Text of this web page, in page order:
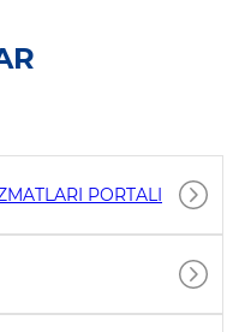
PORTALI